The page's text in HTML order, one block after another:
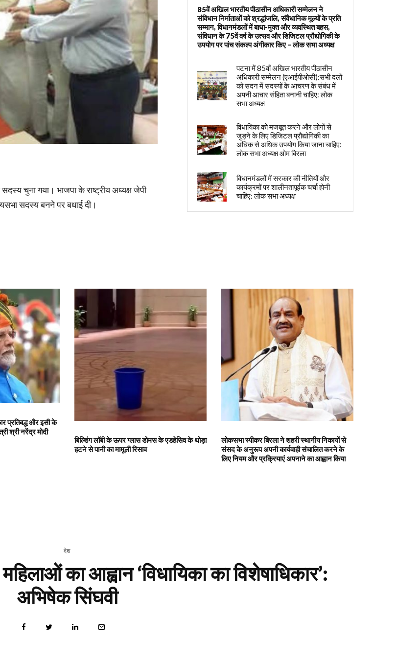
चुना गया। भाजपा के राष्ट्रीय अध्यक्ष जेपी
सदस्य बनने पर बधाई दी।
85वें अखिल भारतीय पीठासीन अधिकारी सम्मेलन ने
संविधान निर्माताओं को श्रद्धांजलि, संवैधानिक मूल्यों के प्रति
सम्मान, विधानमंडलों में बाधा-मुक्त और व्यवस्थित बहस,
संविधान के 75वें वर्ष के उत्सव और डिजिटल प्रौद्योगिकी के
उपयोग पर पांच संकल्प अंगीकार किए – लोक सभा अध्यक्ष
पटना में 85वाँ अखिल भारतीय पीठासीन
अधिकारी सम्मेलन (एआईपीओसी):सभी दलों
को सदन में सदस्यों के आचरण के संबंध में
अपनी आचार संहिता बनानी चाहिए: लोक
सभा अध्यक्ष
विधायिका को मजबूत करने और लोगों से
जुड़ने के लिए डिजिटल प्रौद्योगिकी का
अधिक से अधिक उपयोग किया जाना चाहिए:
लोक सभा अध्यक्ष ओम बिरला
विधानमंडलों में सरकार की नीतियों और
कार्यक्रमों पर शालीनतापूर्वक चर्चा होनी
चाहिए: लोक सभा अध्यक्ष
प्रतिबद्ध और इसी के
श्री नरेंद्र मोदी
बिल्डिंग लॉबी के ऊपर ग्लास डोमस के एडहेसिव के थोड़ा
हटने से पानी का मामूली रिसाव
लोकसभा स्पीकर बिरला ने शहरी स्थानीय निकायों से
संसद के अनुरूप अपनी कार्यवाही संचालित करने के
लिए नियम और प्रक्रियाएं अपनाने का आह्वान किया
देश
का आह्वान ‘विधायिका का विशेषाधिकार’:
अभिषेक सिंघवी